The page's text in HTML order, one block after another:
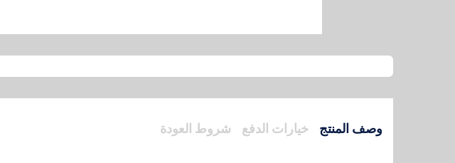
وصف المنتج خيارات الدفع شروط العودة